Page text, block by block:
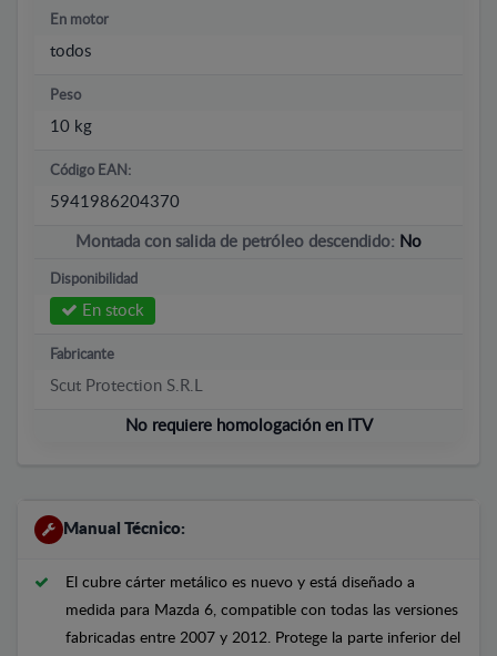
En motor
todos
Peso
10 kg
Código EAN:
5941986204370
Montada con salida de petróleo descendido: No
Disponibilidad
En stock
Fabricante
Scut Protection S.R.L
No requiere homologación en ITV
Manual Técnico:
El cubre cárter metálico es nuevo y está diseñado a
medida para Mazda 6, compatible con todas las versiones
fabricadas entre 2007 y 2012. Protege la parte inferior del